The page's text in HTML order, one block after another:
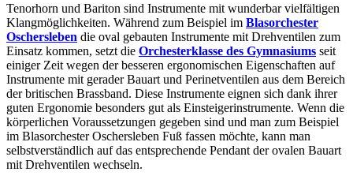
Tenorhorn und Bariton sind Instrumente mit wunderbar vielfältigen
Klangmöglichkeiten. Während zum Beispiel im Blasorchester
Oschersleben die oval gebauten Instrumente mit Drehventilen zum
Einsatz kommen, setzt die Orchesterklasse des Gymnasiums seit
einiger Zeit wegen der besseren ergonomischen Eigenschaften auf
Instrumente mit gerader Bauart und Perinetventilen aus dem Bereich
der britischen Brassband. Diese Instrumente eignen sich dank ihrer
guten Ergonomie besonders gut als Einsteigerinstrumente. Wenn die
körperlichen Voraussetzungen gegeben sind und man zum Beispiel
im Blasorchester Oschersleben Fuß fassen möchte, kann man
selbstverständlich auf das entsprechende Pendant der ovalen Bauart
mit Drehventilen wechseln.